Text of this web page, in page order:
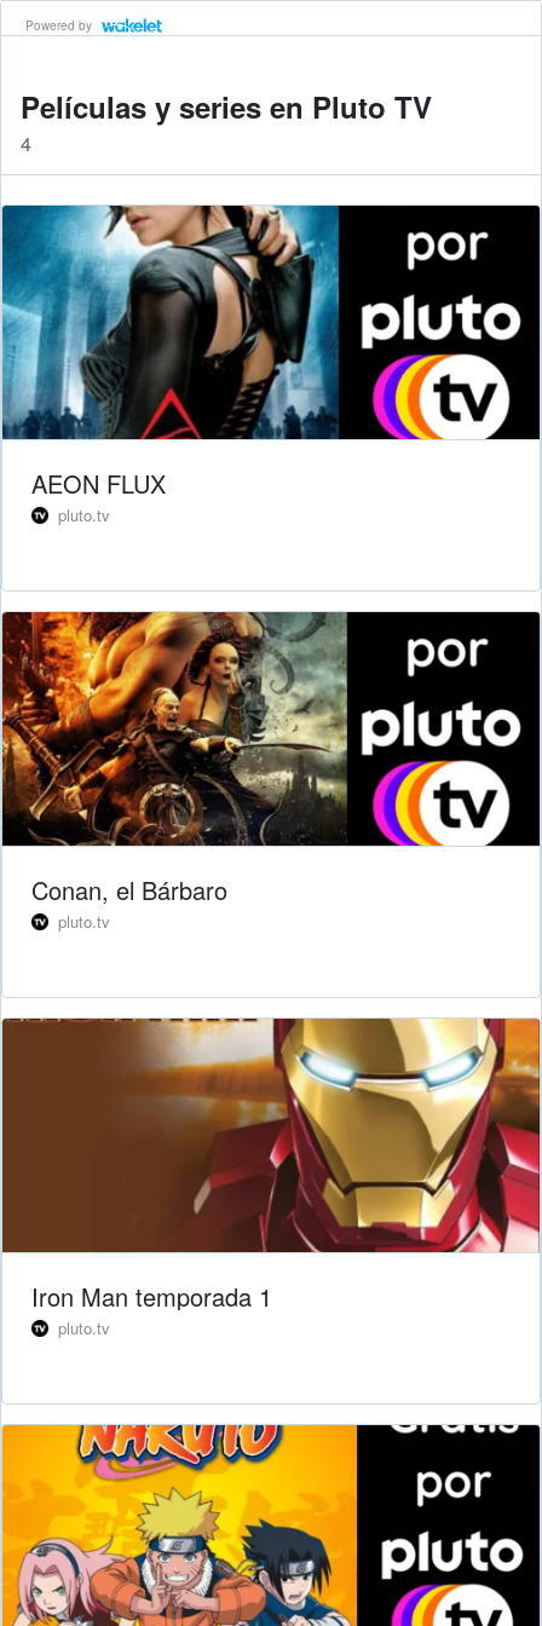
Powered by
Películas y series en Pluto TV
4
AEON FLUX
pluto.tv
Conan, el Bárbaro
pluto.tv
Iron Man temporada 1
pluto.tv